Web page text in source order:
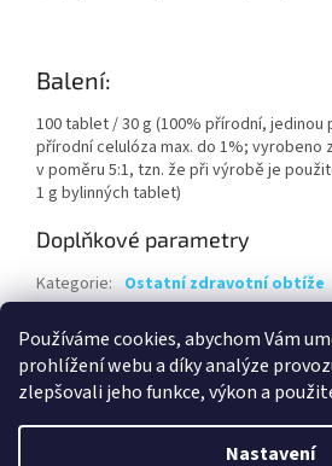
Používáme cookies, abychom Vám
prohlížení webu a díky analýze
zlepšovali jeho funkce, výkon a
Nastavení
Balení:
100 tablet / 30 g (100% přírodní, jedinou
přírodní celulóza max. do 1%; vyrobeno
v poměru 5:1, tzn. že při výrobě je
1 g bylinných tablet)
Doplňkové parametry
Kategorie: Ostatní zdravotní obtíže
EAN: 8594064352066
Vytvořil